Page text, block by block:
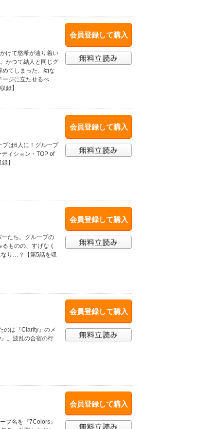
会員登録して購入
けて悠希が辿り着い
かつて結人と同じグ
めてしまった、幼な
ージに立たせるべ
録】
会員登録して購入
プは6人に！グループ
ィション・TOP of
】
会員登録して購入
たち。グループの
ものの、すげなく
なり…？【第5話を収
会員登録して購入
のは『Clarity』のメ
。波乱の合宿の行
会員登録して購入
プ名を『7Colors』